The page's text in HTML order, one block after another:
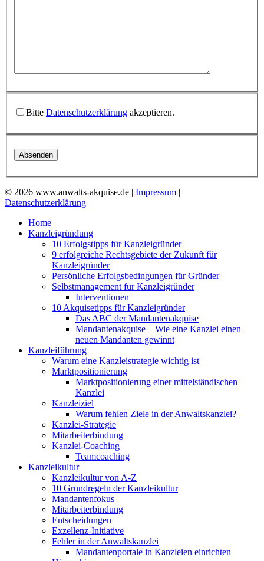
Bitte Datenschutzerklärung akzeptieren.
© 2026 www.anwalts-akquise.de | Impressum |
Datenschutzerklärung
Home
Kanzleigründung
10 Erfolgstipps für Kanzleigründer
9 erfolgreiche Rechtsgebiete der Zukunft für
Kanzleigründer
Persönliche Erfolgsbedingungen für Gründer
Selbstmanagement für Kanzleigründer
Interventionen
10 Akquisetipps für Kanzleigründer
Das ABC der Mandantenakquise
Mandantenakquise – Wie eine Kanzlei einen
neuen Mandanten gewinnt
Kanzleiführung
Warum eine Kanzleistrategie wichtig ist
Marktpositionierung
Marktpositionierung einer mittelständischen
Kanzlei
Kanzleiziel
Warum fehlen Ziele in der Anwaltskanzlei?
Kanzlei-Strategie
Mitarbeiterbindung
Kanzlei-Coaching
Teamcoaching
Kanzleikultur
Kanzleikultur von A-Z
10 Grundregeln der Kanzleikultur
Mandantenfokus
Mitarbeiterbindung
Entscheidungen
Exzellenz-Initiative
Fehler in der Anwaltskanzlei
Mandantenportale in Kanzleien einrichten